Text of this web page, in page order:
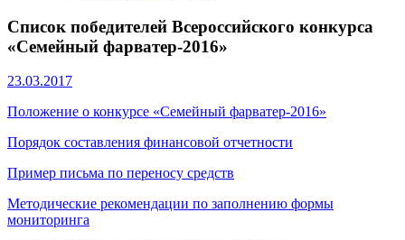
Список победителей Всероссийского конкурса
«Семейный фарватер-2016»
23.03.2017
Положение о конкурсе «Семейный фарватер-2016»
Порядок составления финансовой отчетности
Пример письма по переносу средств
Методические рекомендации по заполнению формы
мониторинга